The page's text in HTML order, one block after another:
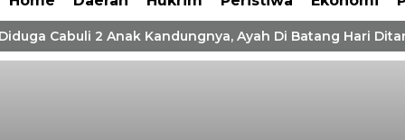
Cabuli 2 Anak Kandungnya, Ayah Di Batang Hari